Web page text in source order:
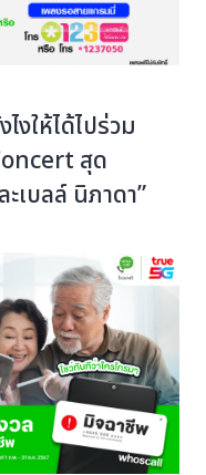
ให้ได้ไปร่วม
สุด
เบลล์ นิภาดา”